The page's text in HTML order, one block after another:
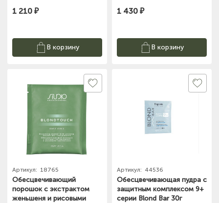
1 210 ₽
В корзину
1 430 ₽
В корзину
Артикул: 18765
Обесцвечивающий
порошок с экстрактом
женьшеня и рисовыми
Артикул: 44536
Обесцвечивающая пудра с
защитным комплексом 9+
серии Blond Bar 30г